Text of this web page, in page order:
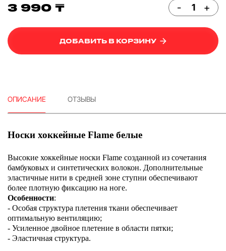
3 990 ₸ - +
ДОБАВИТЬ В КОРЗИНУ
ОПИСАНИЕ ОТЗЫВЫ
Носки хоккейные Flame белые
Высокие хоккейные носки Flame созданной из сочетания
бамбуковых и синтетических волокон. Дополнительные
эластичные нити в средней зоне ступни обеспечивают
более плотную фиксацию на ноге.
Особенности:
- Особая структура плетения ткани обеспечивает
оптимальную вентиляцию;
- Усиленное двойное плетение в области пятки;
- Эластичная структура.